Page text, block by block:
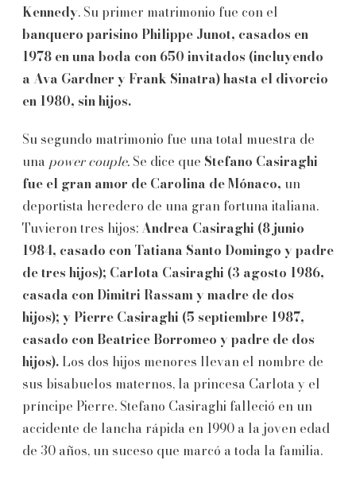
Kennedy. Su primer matrimonio fue con el
banquero parisino Philippe Junot, casados en
1978 en una boda con 650 invitados (incluyendo
a Ava Gardner y Frank Sinatra) hasta el divorcio
en 1980, sin hijos.
Su segundo matrimonio fue una total muestra de
una power couple. Se dice que Stefano Casiraghi
fue el gran amor de Carolina de Mónaco, un
deportista heredero de una gran fortuna italiana.
Tuvieron tres hijos:Andrea Casiraghi (8 junio
1984, casado con Tatiana Santo Domingo y padre
de tres hijos); Carlota Casiraghi (3 agosto 1986,
casada con Dimitri Rassam y madre de dos
hijos); y Pierre Casiraghi (5 septiembre 1987,
casado con Beatrice Borromeo y padre de dos
hijos). Los dos hijos menores llevan el nombre de
sus bisabuelos maternos, la princesa Carlota y el
príncipe Pierre. Stefano Casiraghi falleció en un
accidente de lancha rápida en 1990 a la joven edad
de 30 años, un suceso que marcó a toda la familia.